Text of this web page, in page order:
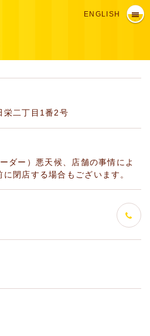
ENGLISH
栄二丁目1番2号
ダー）悪天候、店舗の事情によ
閉店する場合もございます。